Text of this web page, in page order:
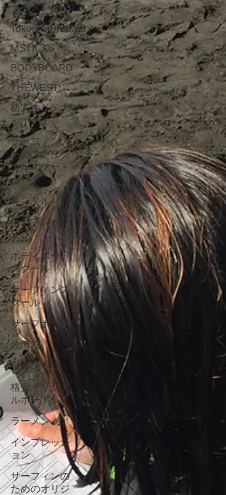
ラーメン
TokoroSurfBoard
MSTICKS
BODYBOARD
THEWEST
格安オリジナ
ルボード
サーフィンの
ためのオリジ
ナルスケート
ボード
メンタル
インプレッシ
ョン
ボディボード
スクール
サーフィンス
クール
サーフボード
波情報
イベント
格安オリジナ
ルボード
ラーメン
インプレッシ
ョン
サーフィンの
ためのオリジ